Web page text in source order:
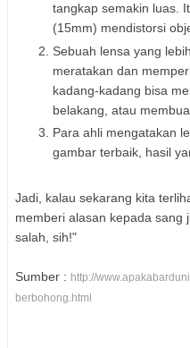
tangkap semakin luas.
(15mm) mendistorsi
Sebuah lensa yang
meratakan dan
kadang-kadang bisa
belakang, atau
Para ahli mengatakan
gambar terbaik, hasil
Jadi, kalau sekarang kita
memberi alasan kepada sang
salah, sih!"
Sumber : http://
berbohong.html